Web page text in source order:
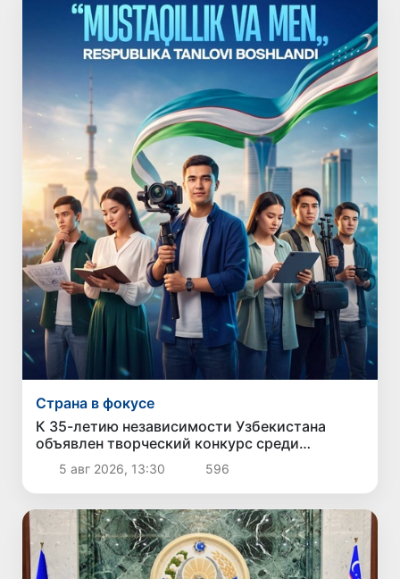
Страна в фокусе
К 35-летию независимости Узбекистана
объявлен творческий конкурс среди
молодежи
5 авг 2026, 13:30 596